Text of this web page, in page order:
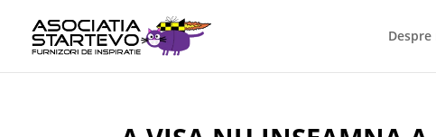
Despre